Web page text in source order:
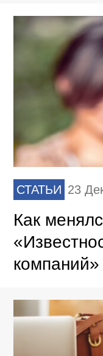
СТАТЬИ 23
Как
компаний»